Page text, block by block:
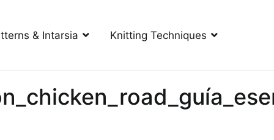
& Intarsia Knitting Techniques